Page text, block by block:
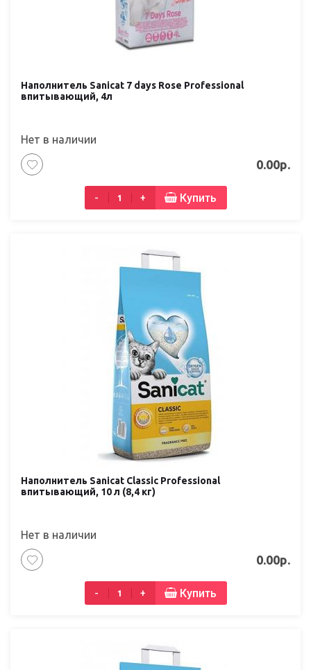
Наполнитель Sanicat 7 days Rose Professional
впитывающий, 4л
Нет в наличии
0.00р.
- + Купить
Наполнитель Sanicat Classic Professional
впитывающий, 10 л (8,4 кг)
Нет в наличии
0.00р.
- + Купить